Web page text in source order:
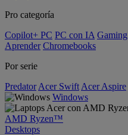
Pro categoría
Copilot+ PC PC con IA Gaming
Aprender Chromebooks
Por serie
Predator Acer Swift Acer Aspire
Windows
AMD Ryzen™
Desktops